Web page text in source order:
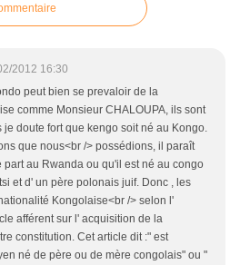
2012 16:30
peut bien se prevaloir de la
comme Monsieur CHALOUPA, ils sont
doute fort que kengo soit né au Kongo.
que nous<br /> possédions, il paraît
part au Rwanda ou qu'il est né au congo
et d' un père polonais juif. Donc , les
Kongolaise<br /> selon l'
afférent sur l' acquisition de la
constitution. Cet article dit :" est
né de père ou de mère congolais" ou "